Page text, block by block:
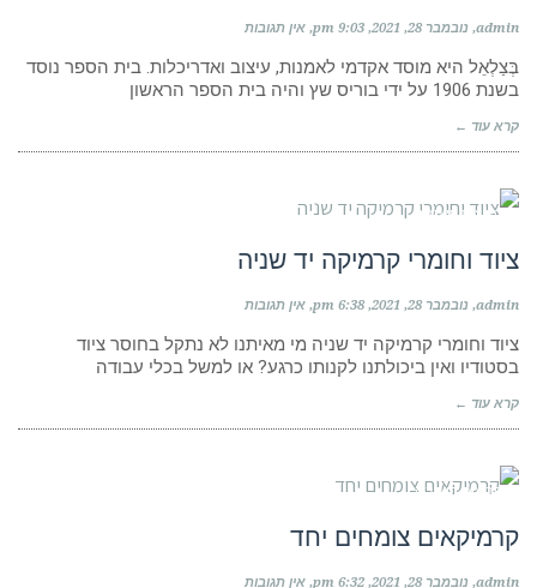
admin נובמבר 28, 2021 9:03 pm אין תגובות
בְּצַלְאֵל היא מוסד אקדמי לאמנות, עיצוב ואדריכלות. בית הספר נוסד
בשנת 1906 על ידי בוריס שץ והיה בית הספר הראשון
קרא עוד ←
קבוצות פייסבוק
ציוד וחומרי קרמיקה יד שניה
admin נובמבר 28, 2021 6:38 pm אין תגובות
ציוד וחומרי קרמיקה יד שניה מי מאיתנו לא נתקל בחוסר ציוד
בסטודיו ואין ביכולתנו לקנותו כרגע? או למשל בכלי עבודה
קרא עוד ←
קבוצות פייסבוק
קרמיקאים צומחים יחד
admin נובמבר 28, 2021 6:32 pm אין תגובות